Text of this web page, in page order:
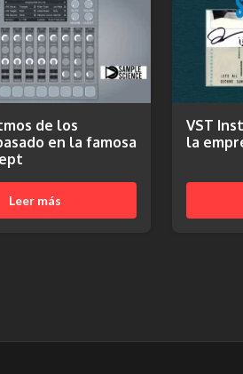
de los
en la famosa
Leer más
VST
la